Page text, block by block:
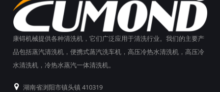
康锝机械提供各种清洗机，它们广泛应用于清洗行业。我们的主要产
品包括蒸汽清洗机，便携式蒸汽洗车机，高压冷热水清洗机，高压冷
水清洗机，冷热水蒸汽一体清洗机。
湖南省浏阳市镇头镇 410319